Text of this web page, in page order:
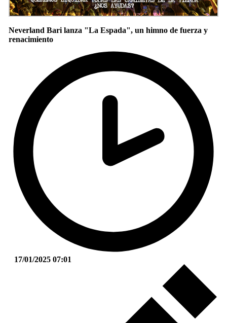
Neverland Bari lanza "La Espada", un himno de fuerza y
renacimiento
17/01/2025 07:01